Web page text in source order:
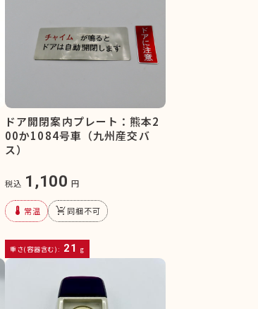
ドア開閉案内プレート：熊本2
00か1084号車（九州産交バ
ス）
税込 1,100 円
device_thermostat 常温 remove_shopping_cart同梱不可
重さ(容器含む): 21 g